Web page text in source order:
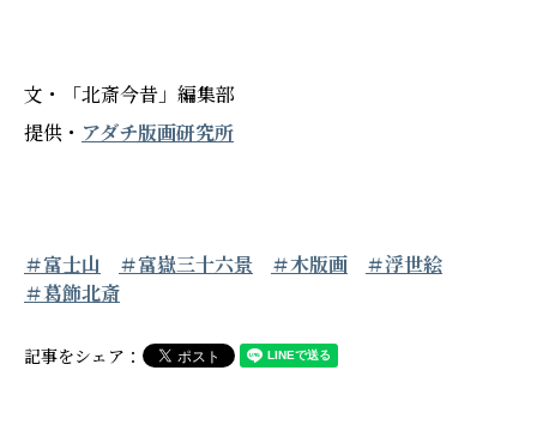
文・「北斎今昔」編集部
提供・ アダチ版画研究所
＃富士山 ＃富嶽三十六景 ＃木版画
＃浮世絵
＃葛飾北斎
記事をシェア：